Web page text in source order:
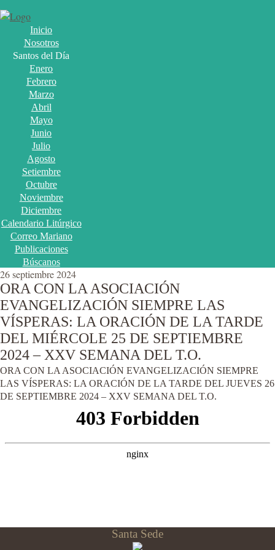
Inicio
Nosotros
Santos del Día
Enero
Febrero
Marzo
Abril
Mayo
Junio
Julio
Agosto
Setiembre
Octubre
Noviembre
Diciembre
Calendario Litúrgico
Correo Mariano
Publicaciones
Búscanos
26 septiembre 2024
ORA CON LA ASOCIACIÓN
EVANGELIZACIÓN SIEMPRE LAS
VÍSPERAS: LA ORACIÓN DE LA TARDE
DEL MIÉRCOLE 25 DE SEPTIEMBRE
2024 – XXV SEMANA DEL T.O.
ORA CON LA ASOCIACIÓN EVANGELIZACIÓN SIEMPRE
LAS VÍSPERAS: LA ORACIÓN DE LA TARDE DEL JUEVES 26
DE SEPTIEMBRE 2024 – XXV SEMANA DEL T.O.
Santa Sede